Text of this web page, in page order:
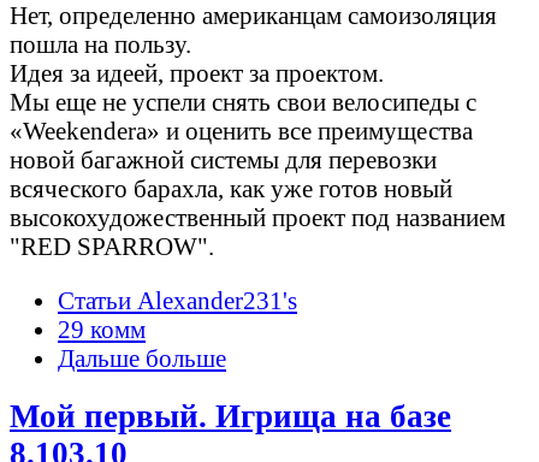
Нет, определенно американцам самоизоляция
пошла на пользу.
Идея за идеей, проект за проектом.
Мы еще не успели снять свои велосипеды с
«Weekendera» и оценить все преимущества
новой багажной системы для перевозки
всяческого барахла, как уже готов новый
высокохудожественный проект под названием
"RED SPARROW".
Статьи Alexander231's
29 комм
Дальше больше
Мой первый. Игрища на базе
8.103.10